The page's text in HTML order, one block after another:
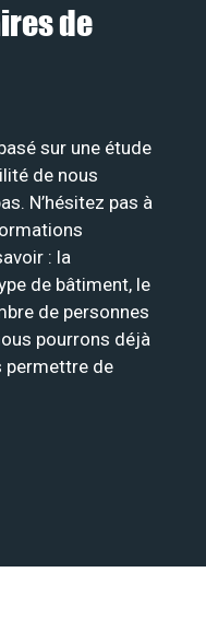
de
sur une étude
de nous
N’hésitez pas à
: la
de bâtiment, le
de personnes
pourrons déjà
permettre de